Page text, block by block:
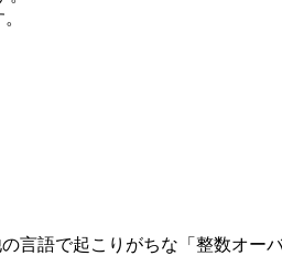
言語で起こりがちな「整数オ